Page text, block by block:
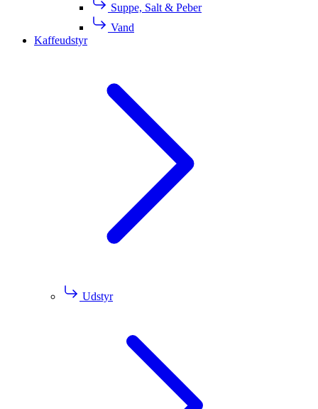
Suppe, Salt & Peber
Vand
Kaffeudstyr
Udstyr